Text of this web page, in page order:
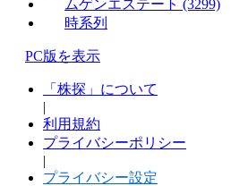
ムゲンエステート (3299)
時系列
PC版を表示
「株探」について
|
利用規約
プライバシーポリシー
|
プライバシー設定